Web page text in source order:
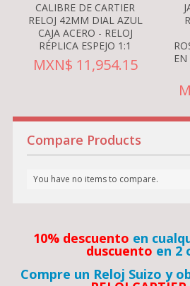
CALIBRE DE CARTIER
RELOJ 42MM DIAL AZUL
CAJA ACERO - RELOJ
RÉPLICA ESPEJO 1:1
MXN$ 11,954.15
Compare Products
You have no items to compare.
10% descuento en
duscuento en 2
Compre un Reloj Suizo y